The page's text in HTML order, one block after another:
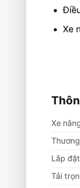
Xe
Xe
Lắp đặt
Tải